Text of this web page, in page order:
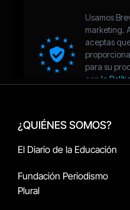
¿QUIÉNES SOMOS?
El Diario de la Educación
Fundación Periodismo
Plural